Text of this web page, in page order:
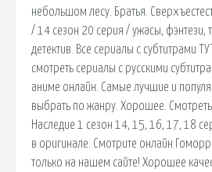
небольшом лесу. Братья.
/ 14 сезон 20 серия / ужасы, фэнтези,
детектив. Все сериалы с субтитрами
смотреть сериалы с русскими
аниме онлайн. Самые лучшие и
выбрать по жанру. Хорошее.
Наследие 1 сезон 14, 15, 16, 17, 18
в оригинале. Смотрите онлайн
только на нашем сайте! Хорошее